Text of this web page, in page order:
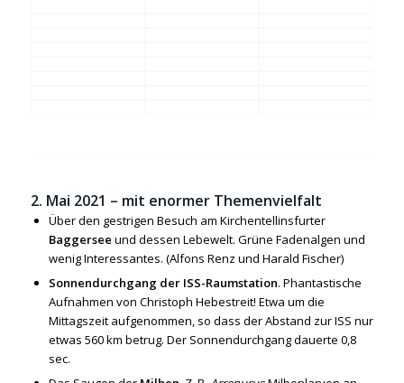
2. Mai 2021 – mit enormer Themenvielfalt
Über den gestrigen Besuch am Kirchentellinsfurter
Baggersee und dessen Lebewelt. Grüne Fadenalgen und
wenig Interessantes. (Alfons Renz und Harald Fischer)
Sonnendurchgang der ISS-Raumstation. Phantastische
Aufnahmen von Christoph Hebestreit! Etwa um die
Mittagszeit aufgenommen, so dass der Abstand zur ISS nur
etwas 560 km betrug. Der Sonnendurchgang dauerte 0,8
sec.